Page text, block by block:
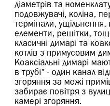
діаметрів та
подовжувачі, коліна,
термінали, ущільнення,
елементи, решітки,
класичні димарі та
котлів з примусовим
Коаксіальні димарі
в трубі" - один канал
згоряння за межі
забирає повітря з
камері згоряння.